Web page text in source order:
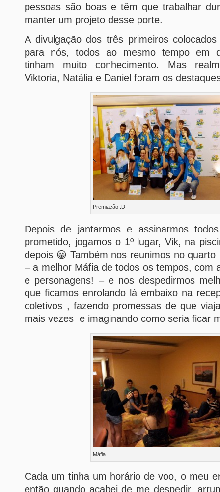
pessoas são boas e têm que trabalhar
manter um projeto desse porte.
A divulgação dos três primeiros
para nós, todos ao mesmo tempo em
tinham muito conhecimento. Mas
Viktoria, Natália e Daniel foram os
Premiação :D
Depois de jantarmos e assinarmos
prometido, jogamos o 1º lugar, Vik, na
depois 😀 Também nos reunimos no quarto
– a melhor Máfia de todos os tempos, com
e personagens! – e nos despedirmos
que ficamos enrolando lá embaixo na
coletivos , fazendo promessas de que
mais vezes e imaginando como seria ficar
Máfia
Cada um tinha um horário de voo, o meu
então quando acabei de me despedir,